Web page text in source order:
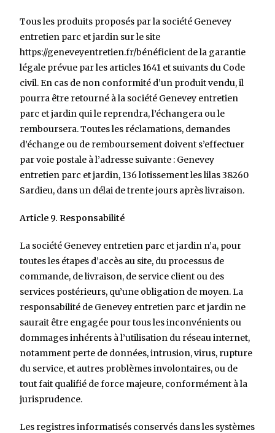
Tous les produits proposés par la société Genevey
entretien parc et jardin sur le site
https://geneveyentretien.fr/bénéficient de la garantie
légale prévue par les articles 1641 et suivants du Code
civil. En cas de non conformité d’un produit vendu, il
pourra être retourné à la société Genevey entretien
parc et jardin qui le reprendra, l’échangera ou le
remboursera. Toutes les réclamations, demandes
d’échange ou de remboursement doivent s’effectuer
par voie postale à l’adresse suivante : Genevey
entretien parc et jardin, 136 lotissement les lilas 38260
Sardieu, dans un délai de trente jours après livraison.
Article 9. Responsabilité
La société Genevey entretien parc et jardin n’a, pour
toutes les étapes d’accès au site, du processus de
commande, de livraison, de service client ou des
services postérieurs, qu’une obligation de moyen. La
responsabilité de Genevey entretien parc et jardin ne
saurait être engagée pour tous les inconvénients ou
dommages inhérents à l’utilisation du réseau internet,
notamment perte de données, intrusion, virus, rupture
du service, et autres problèmes involontaires, ou de
tout fait qualifié de force majeure, conformément à la
jurisprudence.
Les registres informatisés conservés dans les systèmes